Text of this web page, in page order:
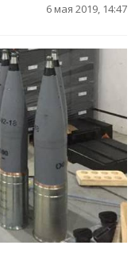
6 мая 2019, 14:47